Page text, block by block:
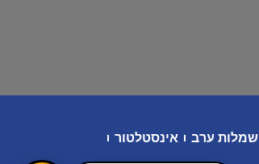
שמלות ערב
אינסטלטור